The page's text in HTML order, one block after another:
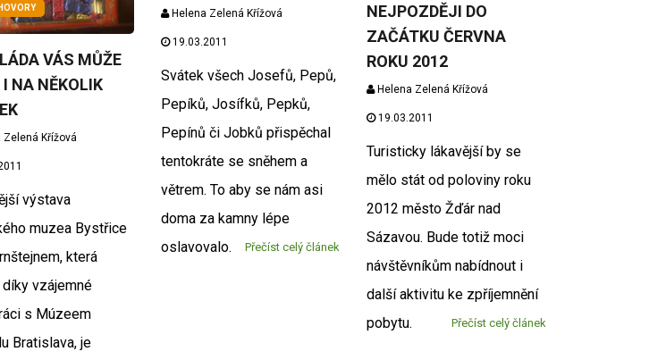
VÁS MŮŽE
NA NĚKOLIK
Křížová
výstava
muzea Bystřice
která
vzájemné
s Múzeem
Bratislava, je
Helena Zelená Křížová
19.03.2011
Svátek všech Josefů, Pepů,
Pepíků, Josífků, Pepků,
Pepínů či Jobků přispěchal
tentokráte se sněhem a
větrem. To aby se nám asi
doma za kamny lépe
oslavovalo.
Přečíst celý článek
NEJPOZDĚJI DO
ZAČÁTKU ČERVNA
ROKU 2012
Helena Zelená Křížová
19.03.2011
Turisticky lákavější by se
mělo stát od poloviny roku
2012 město Žďár nad
Sázavou. Bude totiž moci
návštěvníkům nabídnout i
další aktivitu ke zpříjemnění
pobytu.
Přečíst celý článek